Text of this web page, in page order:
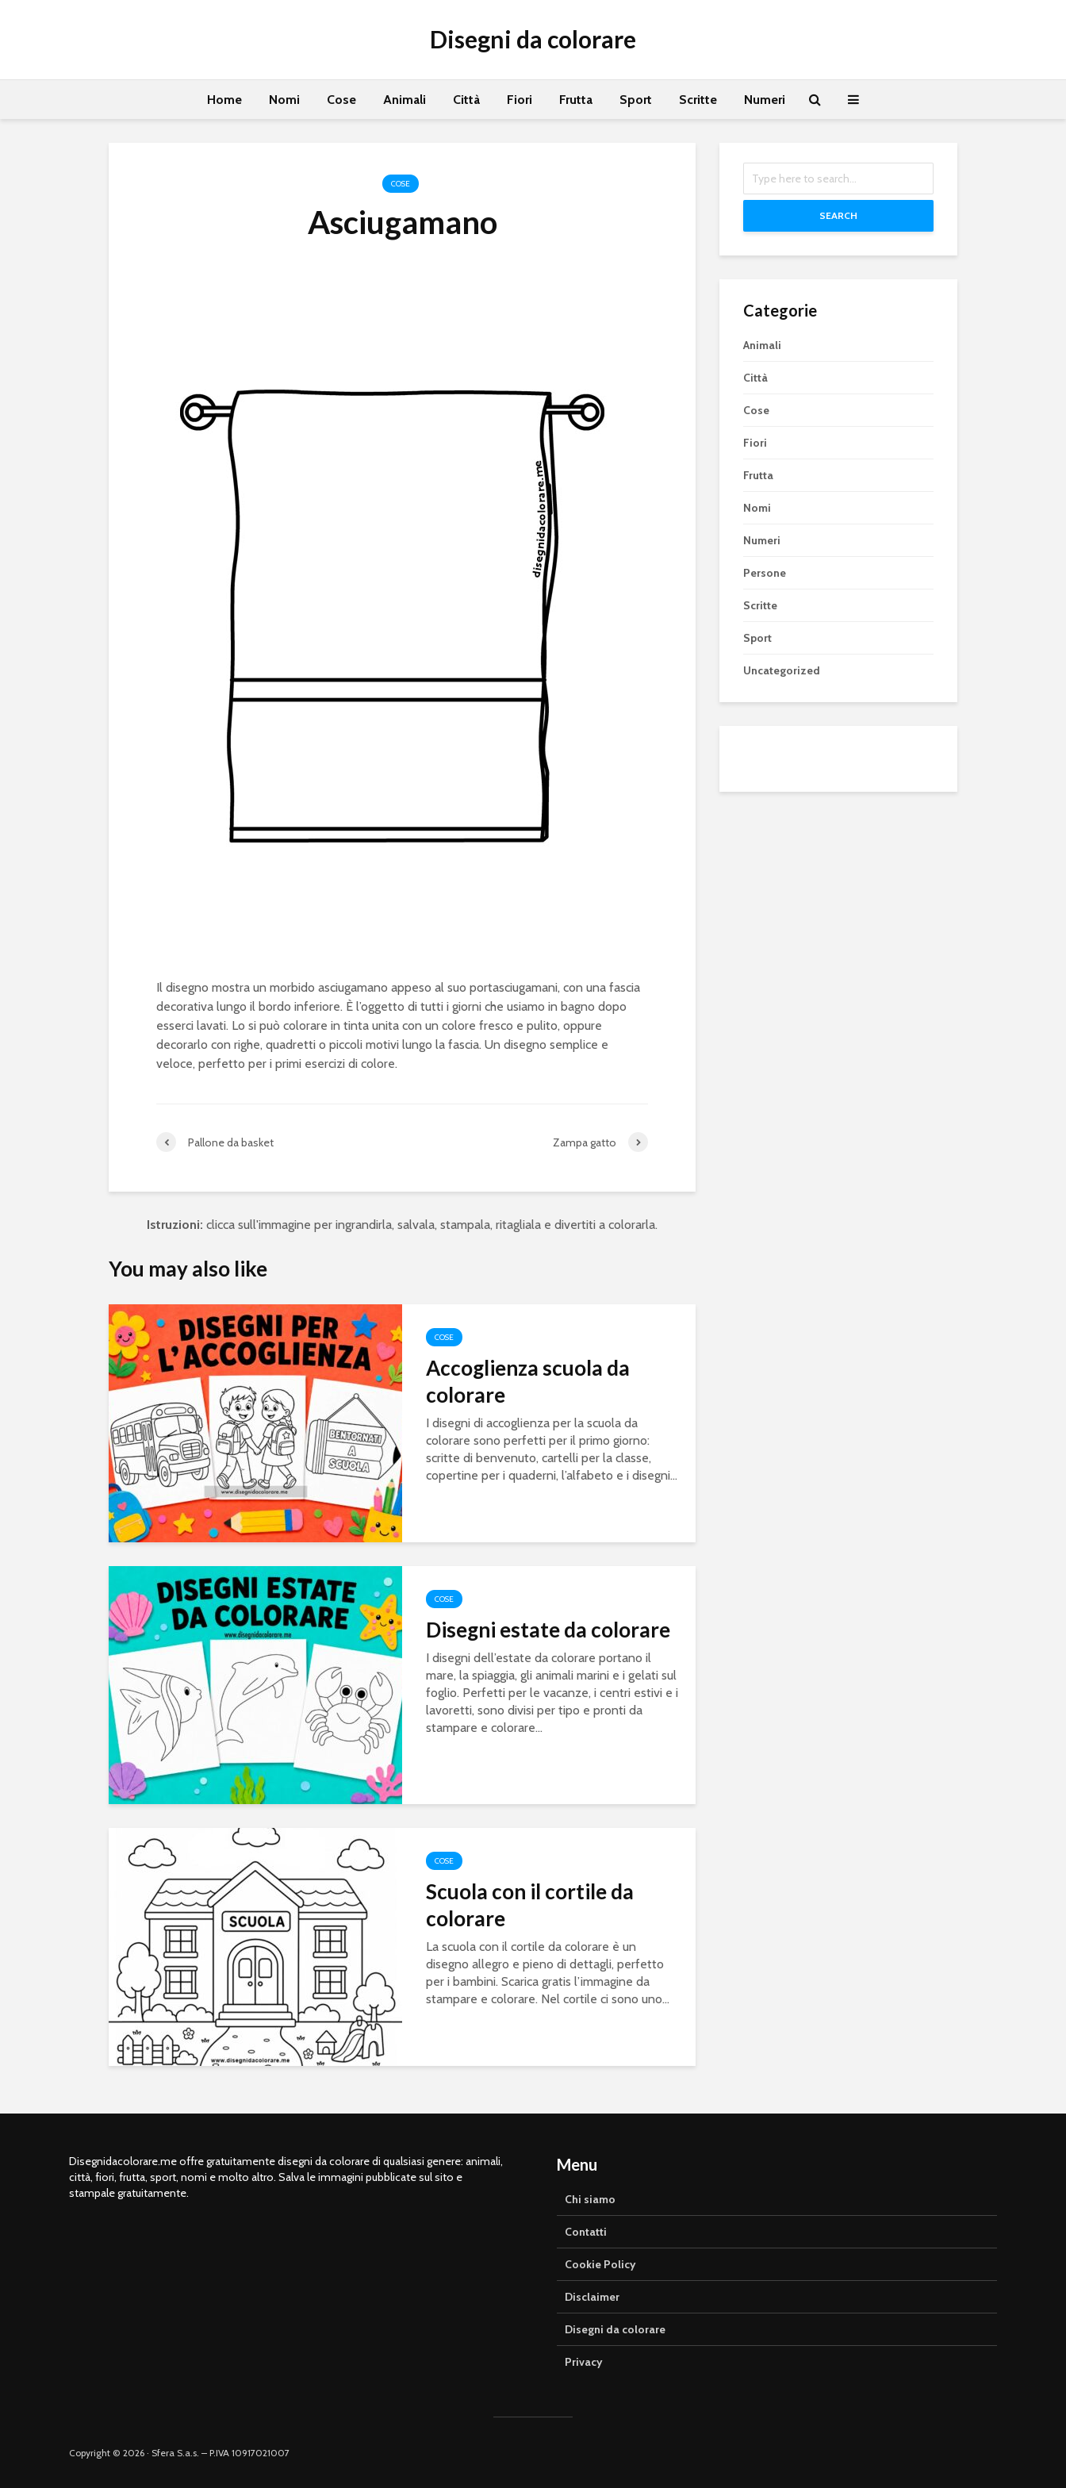
Disegni da colorare
Home Nomi Cose Animali Città Fiori Frutta Sport Scritte Numeri
COSE
Asciugamano
Il disegno mostra un morbido asciugamano appeso al suo portasciugamani, con una fascia
decorativa lungo il bordo inferiore. È l’oggetto di tutti i giorni che usiamo in bagno dopo
esserci lavati. Lo si può colorare in tinta unita con un colore fresco e pulito, oppure
decorarlo con righe, quadretti o piccoli motivi lungo la fascia. Un disegno semplice e
veloce, perfetto per i primi esercizi di colore.
Pallone da basket Zampa gatto
Istruzioni: clicca sull'immagine per ingrandirla, salvala, stampala, ritagliala e divertiti a colorarla.
You may also like
COSE
Accoglienza scuola da
colorare
I disegni di accoglienza per la scuola da
colorare sono perfetti per il primo giorno:
scritte di benvenuto, cartelli per la classe,
copertine per i quaderni, l’alfabeto e i disegni...
COSE
Disegni estate da colorare
I disegni dell’estate da colorare portano il
mare, la spiaggia, gli animali marini e i gelati sul
foglio. Perfetti per le vacanze, i centri estivi e i
lavoretti, sono divisi per tipo e pronti da
stampare e colorare...
COSE
Scuola con il cortile da
colorare
La scuola con il cortile da colorare è un
disegno allegro e pieno di dettagli, perfetto
per i bambini. Scarica gratis l’immagine da
stampare e colorare. Nel cortile ci sono uno...
SEARCH
Categorie
Animali
Città
Cose
Fiori
Frutta
Nomi
Numeri
Persone
Scritte
Sport
Uncategorized
Disegnidacolorare.me offre gratuitamente disegni da colorare di qualsiasi genere: animali,
città, fiori, frutta, sport, nomi e molto altro. Salva le immagini pubblicate sul sito e
stampale gratuitamente.
Menu
Chi siamo
Contatti
Cookie Policy
Disclaimer
Disegni da colorare
Privacy
Copyright © 2026 · Sfera S.a.s. – P.IVA 10917021007